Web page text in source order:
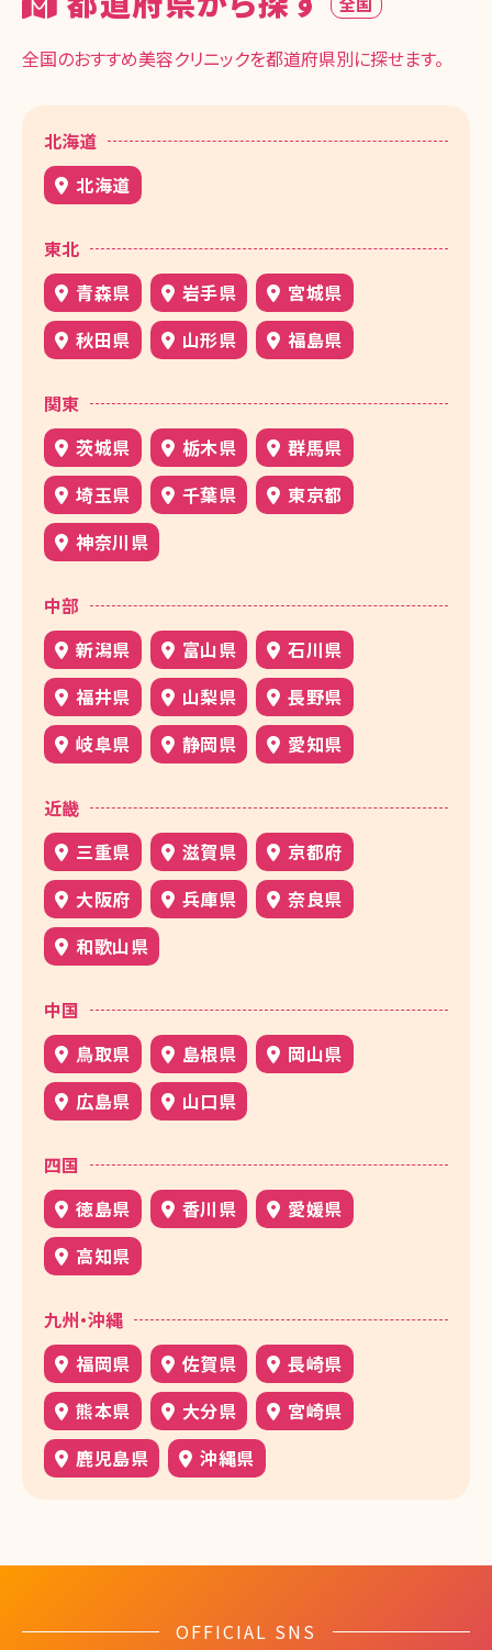
全国のおすすめ美容クリニックを都道府県別に探せます。
北海道
北海道
東北
青森県
岩手県
宮城県
秋田県
山形県 福島県
関東
茨城県
栃木県
群馬県
埼玉県
千葉県
東京都
神奈川県
中部
新潟県
富山県
石川県
福井県
山梨県
長野県
岐阜県
静岡県 愛知県
近畿
三重県
滋賀県
京都府
大阪府
兵庫県
奈良県
和歌山県
中国
鳥取県
島根県
岡山県
広島県
山口県
四国
徳島県
香川県
愛媛県
高知県
九州・沖縄
福岡県
佐賀県
長崎県
熊本県
大分県
宮崎県
鹿児島県
沖縄県
OFFICIAL SNS